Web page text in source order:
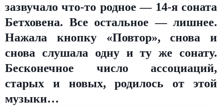
зазвучало что-то родное — 14-я соната
Бетховена. Все остальное — лишнее.
Нажала кнопку «Повтор», снова и
снова слушала одну и ту же сонату.
Бесконечное число ассоциаций,
старых и новых, родилось от этой
музыки…